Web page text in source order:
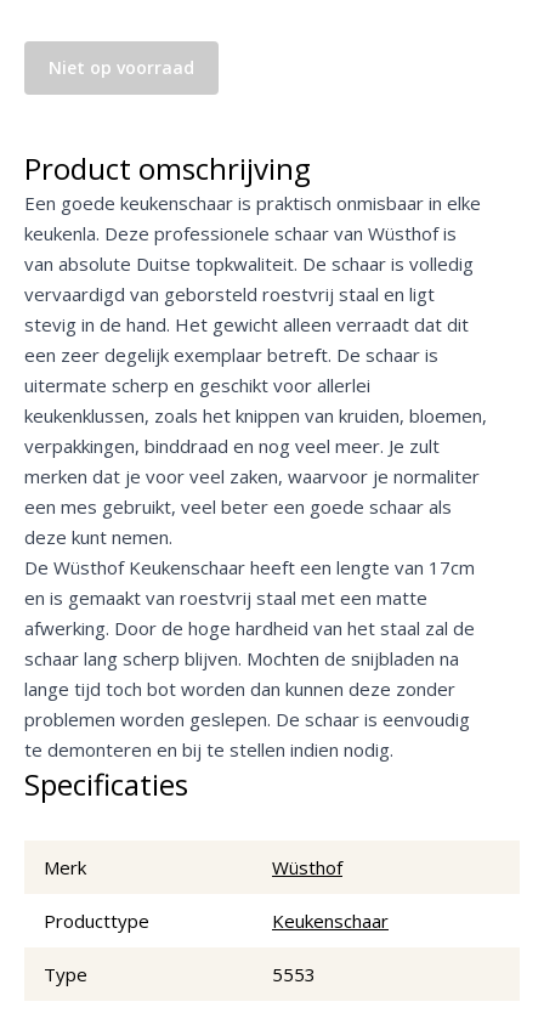
Niet op voorraad
Product omschrijving
Een goede keukenschaar is praktisch onmisbaar in elke
keukenla. Deze professionele schaar van Wüsthof is
van absolute Duitse topkwaliteit. De schaar is volledig
vervaardigd van geborsteld roestvrij staal en ligt
stevig in de hand. Het gewicht alleen verraadt dat dit
een zeer degelijk exemplaar betreft. De schaar is
uitermate scherp en geschikt voor allerlei
keukenklussen, zoals het knippen van kruiden, bloemen,
verpakkingen, binddraad en nog veel meer. Je zult
merken dat je voor veel zaken, waarvoor je normaliter
een mes gebruikt, veel beter een goede schaar als
deze kunt nemen.
De Wüsthof Keukenschaar heeft een lengte van 17cm
en is gemaakt van roestvrij staal met een matte
afwerking. Door de hoge hardheid van het staal zal de
schaar lang scherp blijven. Mochten de snijbladen na
lange tijd toch bot worden dan kunnen deze zonder
problemen worden geslepen. De schaar is eenvoudig
te demonteren en bij te stellen indien nodig.
Specificaties
Merk Wüsthof
Producttype Keukenschaar
Type 5553